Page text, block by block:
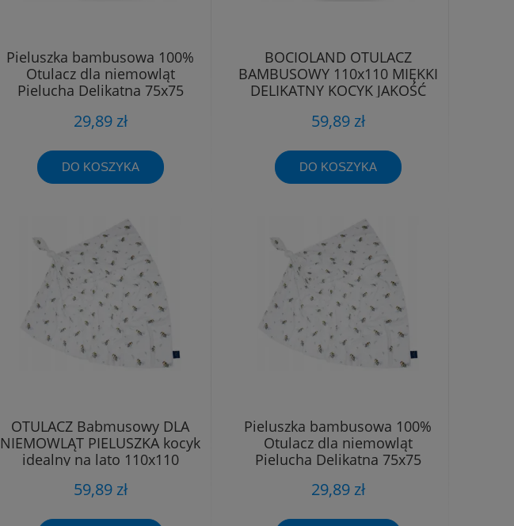
Pieluszka bambusowa 100%
Otulacz dla niemowląt
Pielucha Delikatna 75x75
29,89 zł
DO KOSZYKA
BOCIOLAND OTULACZ
BAMBUSOWY 110x110 MIĘKKI
DELIKATNY KOCYK JAKOŚĆ
59,89 zł
DO KOSZYKA
OTULACZ Babmusowy DLA
NIEMOWLĄT PIELUSZKA kocyk
idealny na lato 110x110
59,89 zł
Pieluszka bambusowa 100%
Otulacz dla niemowląt
Pielucha Delikatna 75x75
29,89 zł